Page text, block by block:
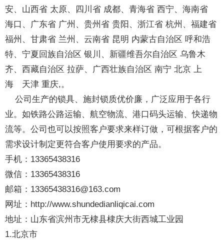
安、山西省 太原、四川省 成都、青海省 西宁、海南省
海口、广东省 广州、贵州省 贵阳、浙江省 杭州、福建省
福州、甘肃省 兰州、云南省 昆明 内蒙古自治区 呼和浩
特、宁夏回族自治区 银川、新疆维吾尔自治区 乌鲁木
齐、西藏自治区 拉萨、广西壮族自治区 南宁 北京 上
海 天津 重庆,。
公司生产的锁具、施封锁质优价廉，广泛应用于各行
业。如铁路公路运输、航空物流、港口码头运输、快递物
流等。公司也可以按照客户要求来样订做，可根据客户的
需求设计制定更符合客户使用要求的产品。
手机：13365438316
微信：13365438316
邮箱：13365438316@163.com
网址：http://www.shundedianliqicai.com
地址：山东省滨州市无棣县棣庆大街西城工业园
1.北京市